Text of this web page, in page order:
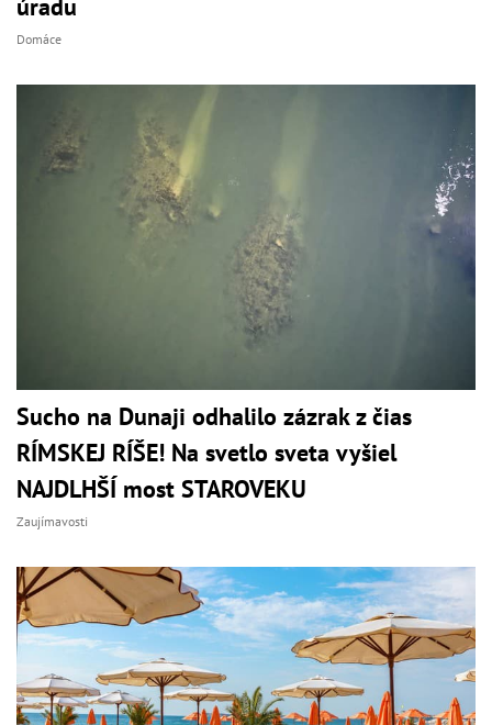
úradu
Domáce
Sucho na Dunaji odhalilo zázrak z čias
RÍMSKEJ RÍŠE! Na svetlo sveta vyšiel
NAJDLHŠÍ most STAROVEKU
Zaujímavosti